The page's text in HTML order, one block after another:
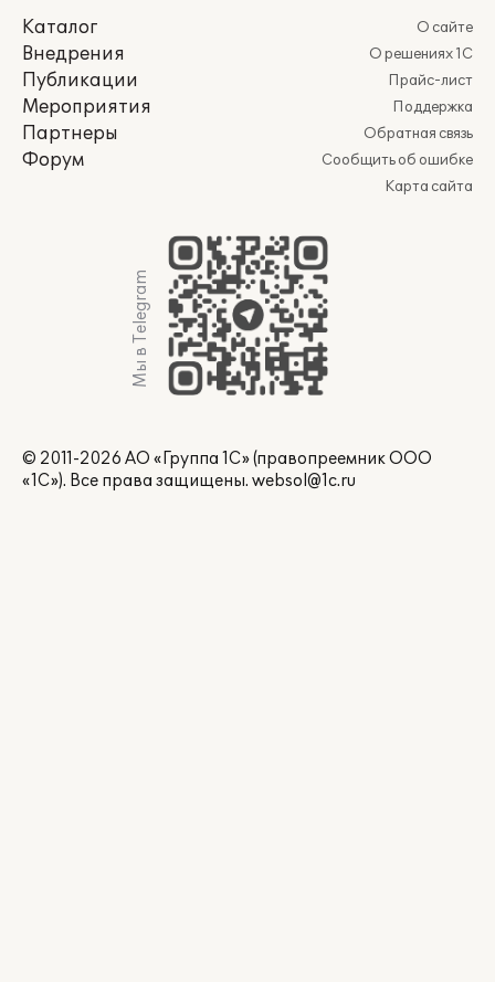
Каталог
Внедрения
Публикации
Мероприятия
Партнеры
Форум
О сайте
О решениях 1С
Прайс-лист
Поддержка
Обратная связь
Сообщить об ошибке
Карта сайта
Мы в Telegram
© 2011-2026 АО «Группа 1С» (правопреемник ООО
«1С»). Все права защищены. websol@1c.ru